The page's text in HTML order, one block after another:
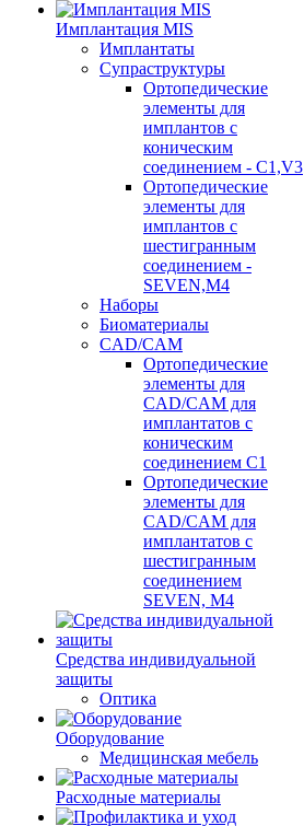
Имплантация MIS
Имплантаты
Супраструктуры
Ортопедические
элементы для
имплантов с
коническим
соединением - C1,V3
Ортопедические
элементы для
имплантов с
шестигранным
соединением -
SEVEN,M4
Наборы
Биоматериалы
CAD/CAM
Ортопедические
элементы для
CAD/CAM для
имплантатов с
коническим
соединением С1
Ортопедические
элементы для
CAD/CAM для
имплантатов с
шестигранным
соединением
SEVEN, М4
Средства индивидуальной
защиты
Оптика
Оборудование
Медицинская мебель
Расходные материалы